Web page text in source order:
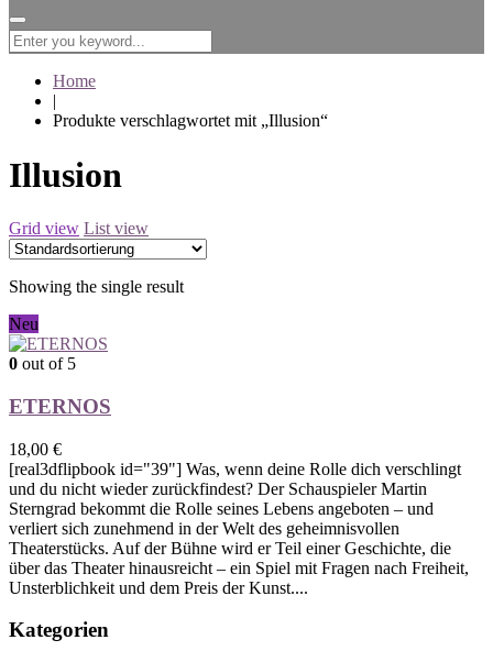
for:
Home
|
Produkte verschlagwortet mit „Illusion“
Illusion
Grid view List view
Showing the single result
Neu
0 out of 5
ETERNOS
18,00 €
[real3dflipbook id="39"] Was, wenn deine Rolle dich verschlingt
und du nicht wieder zurückfindest? Der Schauspieler Martin
Sterngrad bekommt die Rolle seines Lebens angeboten – und
verliert sich zunehmend in der Welt des geheimnisvollen
Theaterstücks. Auf der Bühne wird er Teil einer Geschichte, die
über das Theater hinausreicht – ein Spiel mit Fragen nach Freiheit,
Unsterblichkeit und dem Preis der Kunst....
Kategorien